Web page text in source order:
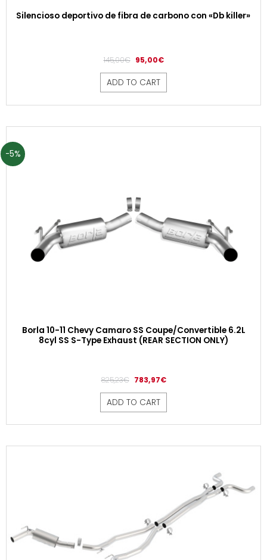
Silencioso deportivo de fibra de carbono con «Db killer»
145,00€ 95,00€
ADD TO CART
-5%
Borla 10-11 Chevy Camaro SS Coupe/Convertible 6.2L
8cyl SS S-Type Exhaust (REAR SECTION ONLY)
825,23€ 783,97€
ADD TO CART